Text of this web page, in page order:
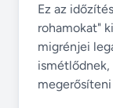
Ez az
rohamokat"
migrénjei